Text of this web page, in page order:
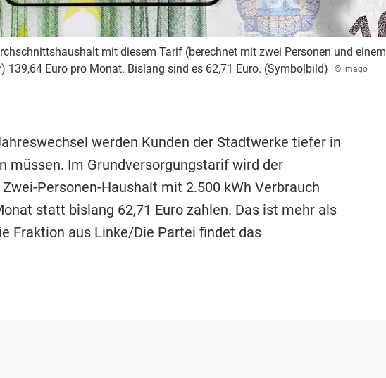
mit diesem Tarif (berechnet mit zwei Personen und einem
139,64 Euro pro Monat. Bislang sind es 62,71 Euro. (Symbolbild)
© imago
werden Kunden der Stadtwerke tiefer in
müssen. Im Grundversorgungstarif wird der
Personen-Haushalt mit 2.500 kWh Verbrauch
statt bislang 62,71 Euro zahlen. Das ist mehr als
Fraktion aus Linke/Die Partei findet das